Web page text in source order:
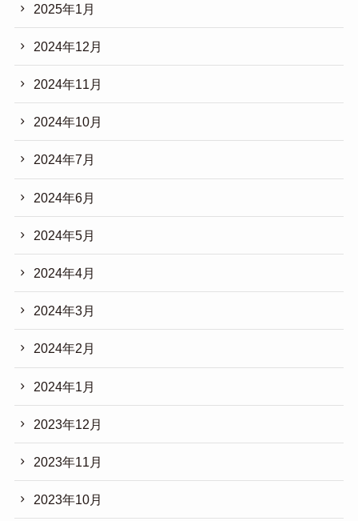
2025年1月
2024年12月
2024年11月
2024年10月
2024年7月
2024年6月
2024年5月
2024年4月
2024年3月
2024年2月
2024年1月
2023年12月
2023年11月
2023年10月